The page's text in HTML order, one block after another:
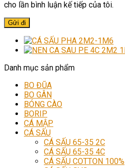
cho lần bình luận kế tiếp của tôi.
Danh mục sản phẩm
BO ĐŨA
BO GÂN
BÓNG CÀO
BORIP
CÁ MẬP
CÁ SẤU
CÁ SẤU 65-35 2C
CÁ SẤU 65-35 4C
CÁ SẤU COTTON 100%